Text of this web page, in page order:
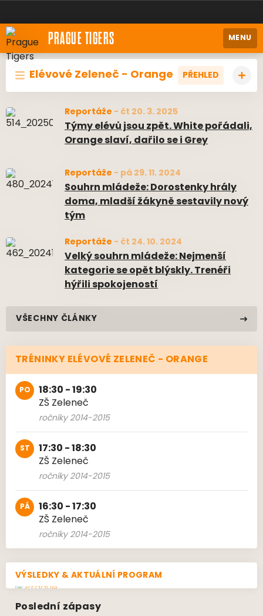
PRAGUE TIGERS MENU
Elévové Zeleneč - Orange PŘEHLED
Reportáže - čt 20. 3. 2025
Týmy elévů jsou zpět. White pořádali,
Orange slaví, dařilo se i Grey
Reportáže - pá 29. 11. 2024
Souhrn mládeže: Dorostenky hrály
doma, mladší žákyně sestavily nový
tým
Reportáže - čt 24. 10. 2024
Velký souhrn mládeže: Nejmenší
kategorie se opět blýskly. Trenéři
hýřili spokojeností
VŠECHNY ČLÁNKY
TRÉNINKY ELÉVOVÉ ZELENEČ - ORANGE
PO 18:30 - 19:30
ZŠ Zeleneč
ročníky 2014-2015
ST 17:30 - 18:30
ZŠ Zeleneč
ročníky 2014-2015
PÁ 16:30 - 17:30
ZŠ Zeleneč
ročníky 2014-2015
VÝSLEDKY & AKTUÁLNÍ PROGRAM
Poslední zápasy